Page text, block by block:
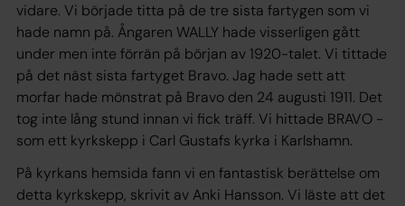
vidare. Vi började titta på de tre sista fartygen som vi
hade namn på. Ångaren WALLY hade visserligen gått
under men inte förrän på början av 1920-talet. Vi tittade
på det näst sista fartyget Bravo. Jag hade sett att
morfar hade mönstrat på Bravo den 24 augusti 1911. Det
tog inte lång stund innan vi fick träff. Vi hittade BRAVO -
som ett kyrkskepp i Carl Gustafs kyrka i Karlshamn.
På kyrkans hemsida fann vi en fantastisk berättelse om
detta kyrkskepp, skrivit av Anki Hansson. Vi läste att det